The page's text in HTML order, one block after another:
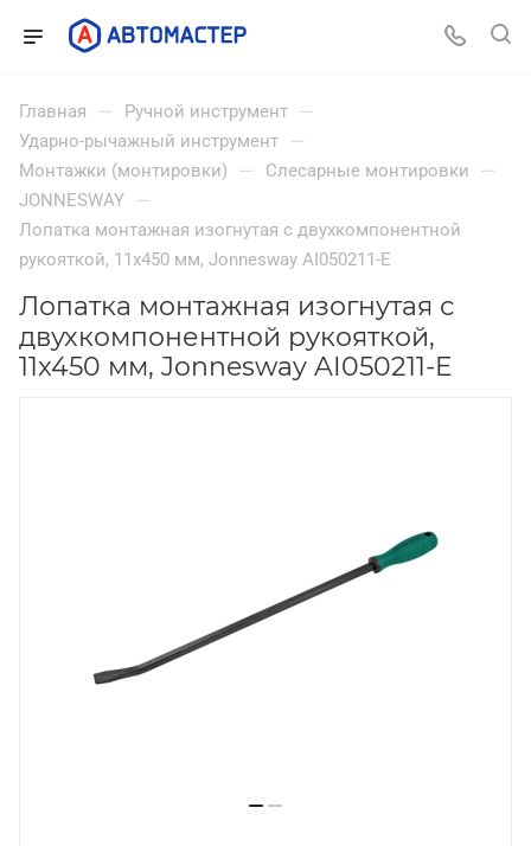
Главная — Ручной инструмент —
Ударно-рычажный инструмент —
Монтажки (монтировки) — Слесарные монтировки —
JONNESWAY —
Лопатка монтажная изогнутая с двухкомпонентной
рукояткой, 11x450 мм, Jonnesway AI050211-E
Лопатка монтажная изогнутая с
двухкомпонентной рукояткой,
11x450 мм, Jonnesway AI050211-E